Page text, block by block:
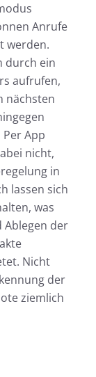
Anrufe
werden.
durch ein
aufrufen,
nächsten
App
nicht,
in
lassen sich
was
Ablegen der
Nicht
der
ziemlich